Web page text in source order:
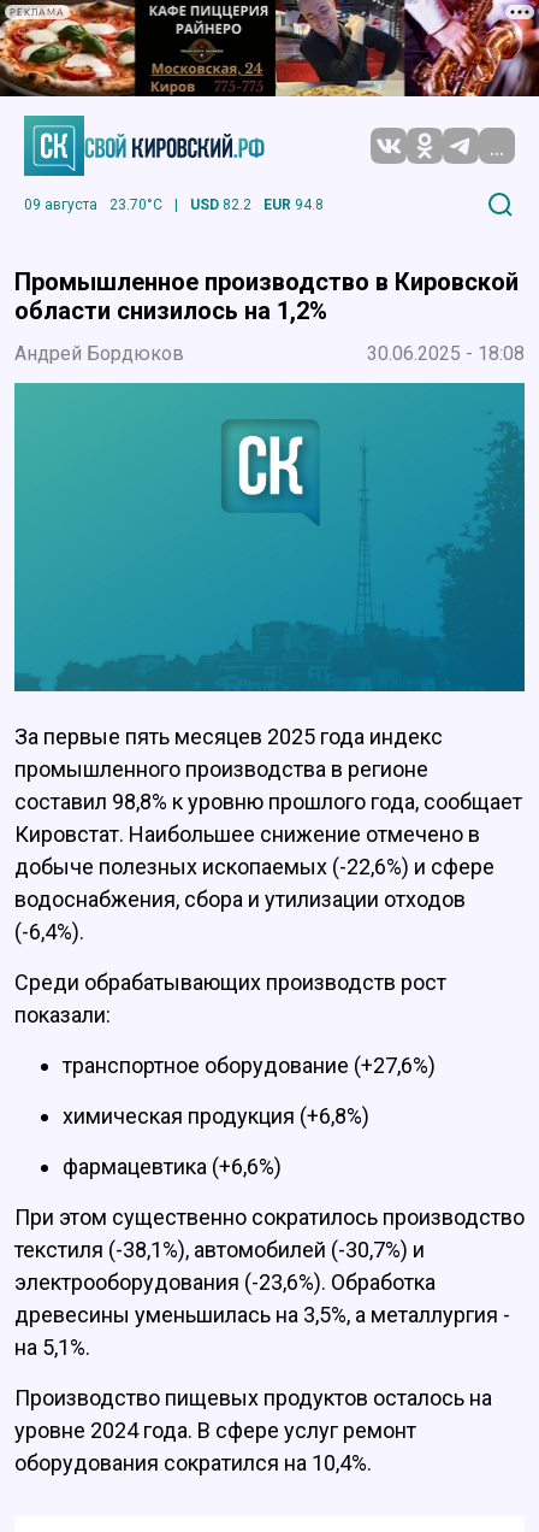
РЕКЛАМА
...
09 августа 23.70°C | USD 82.2 EUR 94.8
Промышленное производство в Кировской
области снизилось на 1,2%
Андрей Бордюков 30.06.2025 - 18:08
За первые пять месяцев 2025 года индекс
промышленного производства в регионе
составил 98,8% к уровню прошлого года, сообщает
Кировстат. Наибольшее снижение отмечено в
добыче полезных ископаемых (-22,6%) и сфере
водоснабжения, сбора и утилизации отходов
(-6,4%).
Среди обрабатывающих производств рост
показали:
транспортное оборудование (+27,6%)
химическая продукция (+6,8%)
фармацевтика (+6,6%)
При этом существенно сократилось производство
текстиля (-38,1%), автомобилей (-30,7%) и
электрооборудования (-23,6%). Обработка
древесины уменьшилась на 3,5%, а металлургия -
на 5,1%.
Производство пищевых продуктов осталось на
уровне 2024 года. В сфере услуг ремонт
оборудования сократился на 10,4%.